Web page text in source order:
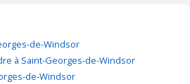
de-Windsor
à Saint-Georges-de-Windsor
de-Windsor